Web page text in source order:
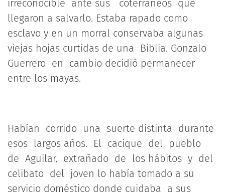
irreconocible ante sus coterráneos que
llegaron a salvarlo. Estaba rapado como
esclavo y en un morral conservaba algunas
viejas hojas curtidas de una Biblia. Gonzalo
Guerrero en cambio decidió permanecer
entre los mayas.
Habían corrido una suerte distinta durante
esos largos años. El cacique del pueblo
de Aguilar, extrañado de los hábitos y del
celibato del joven lo había tomado a su
servicio doméstico donde cuidaba a sus